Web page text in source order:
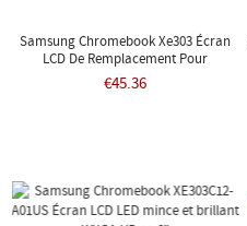
Samsung Chromebook Xe303 Écran
LCD De Remplacement Pour
Ordinateur Portable 11,6" WXGA HD
LED
€45.36